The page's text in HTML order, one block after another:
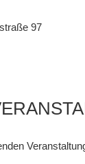
97